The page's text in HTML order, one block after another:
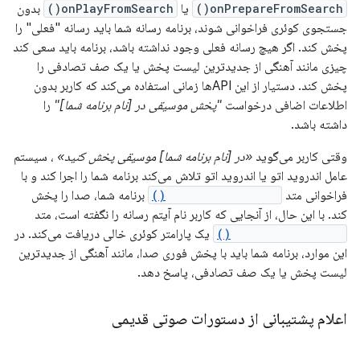
onPrepareFromSearch() یا onPlayFromSearch()
بدون
جستجوی کوئری فراخوانی شوند، برنامه رسانه شما باید رسانه "فعلی" را
پخش کند. اگر هیچ رسانه فعلی وجود نداشته باشد، برنامه باید سعی کند
چیزی مانند آهنگی از جدیدترین لیست پخش یا یک صف تصادفی را
پخش کند. دستیار از این APIها زمانی استفاده می‌کند که کاربر بدون
اطلاعات اضافی درخواست "پخش موسیقی در [نام برنامه شما]" را
داشته باشد.
وقتی کاربر می‌گوید «در [نام برنامه شما] موسیقی پخش کنید» ، سیستم
عامل اندروید اتو یا اندروید اتو تلاش می‌کند برنامه شما را اجرا کند و با
فراخوانی متد
برنامه شما، صدا را پخش
کند. با این حال، از آنجایی که کاربر نام آیتم رسانه را نگفته است، متد
یک پارامتر کوئری خالی دریافت می‌کند. در
این موارد، برنامه شما باید با پخش فوری صدا، مانند آهنگی از جدیدترین
لیست پخش یا یک صف تصادفی، پاسخ دهد.
اعلام پشتیبانی از دستورات صوتی قدیمی